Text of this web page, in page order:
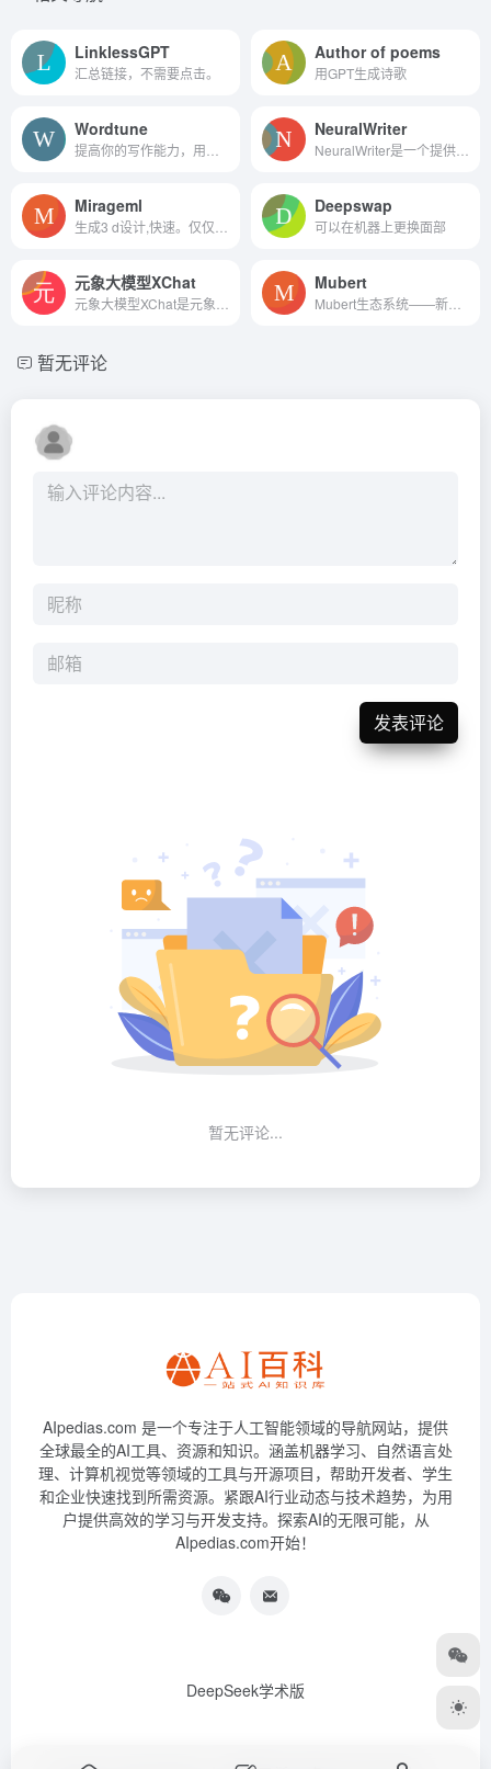
LinklessGPT
汇总链接，不需要点击。
Author of poems
用GPT生成诗歌
Wordtune NeuralWriter
Mirageml Deepswap
可以在机器上更换面部
元象大模型XChat Mubert
暂无评论
发表评论
暂无评论...
AIpedias.com 是一个专注于人工智能领域的导航网站，提供
全球最全的AI工具、资源和知识。涵盖机器学习、自然语言处
理、计算机视觉等领域的工具与开源项目，帮助开发者、学生
和企业快速找到所需资源。紧跟AI行业动态与技术趋势，为用
户提供高效的学习与开发支持。探索AI的无限可能，从
AIpedias.com开始！
DeepSeek学术版